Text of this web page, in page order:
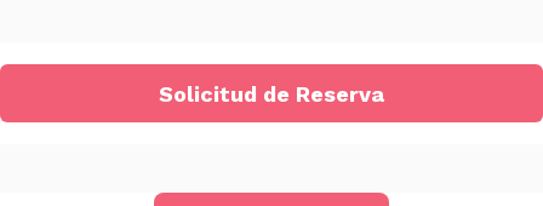
Solicitud de Reserva